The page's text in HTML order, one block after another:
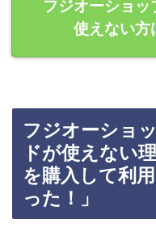
フジオーショ
使えない方
フジオーショ
ドが使えない
を購入して利
った！」